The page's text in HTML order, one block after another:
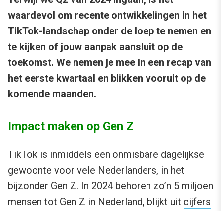
waardevol om recente ontwikkelingen in het
TikTok-landschap onder de loep te nemen en
te kijken of jouw aanpak aansluit op de
toekomst. We nemen je mee in een recap van
het eerste kwartaal en blikken vooruit op de
komende maanden.
Impact maken op Gen Z
TikTok is inmiddels een onmisbare dagelijkse
gewoonte voor vele Nederlanders, in het
bijzonder Gen Z. In 2024 behoren zo’n 5 miljoen
mensen tot Gen Z in Nederland, blijkt uit cijfers